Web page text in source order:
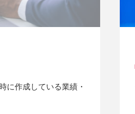
に作成している業績・